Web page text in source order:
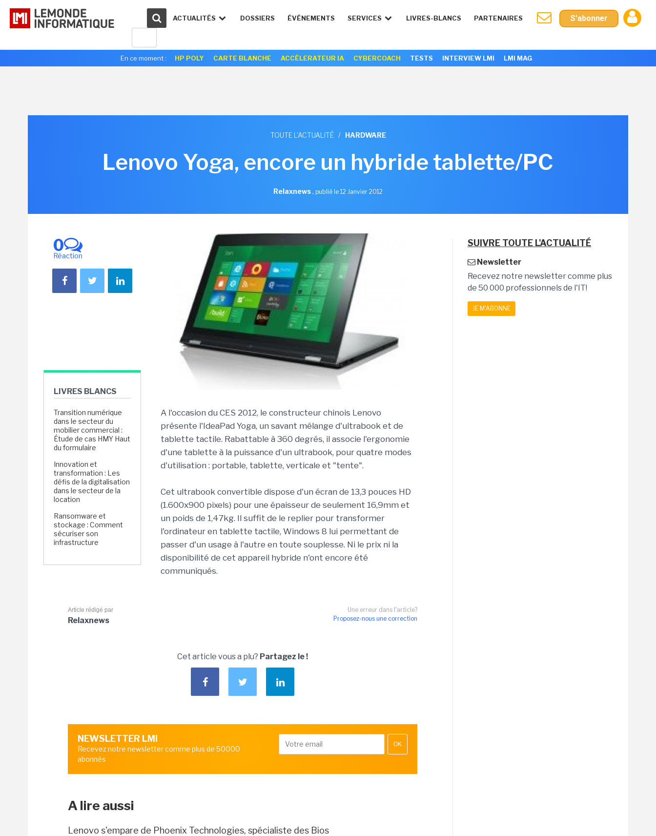
ACTUALITÉS DOSSIERS ÉVÉNEMENTS SERVICES LIVRES-BLANCS PARTENAIRES S'abonner
En ce moment : HP POLY CARTE BLANCHE ACCÉLERATEUR IA CYBERCOACH TESTS INTERVIEW LMI LMI MAG
TOUTE L'ACTUALITÉ / HARDWARE
Lenovo Yoga, encore un hybride tablette/PC
Relaxnews, publié le 12 Janvier 2012
0
Réaction
LIVRES BLANCS
Transition numérique
dans le secteur du
mobilier commercial :
Étude de cas HMY Haut
du formulaire
Innovation et
transformation : Les
défis de la digitalisation
dans le secteur de la
location
Ransomware et
stockage : Comment
sécuriser son
infrastructure
A l'occasion du CES 2012, le constructeur chinois Lenovo
présente l'IdeaPad Yoga, un savant mélange d'ultrabook et de
tablette tactile. Rabattable à 360 degrés, il associe l'ergonomie
d'une tablette à la puissance d'un ultrabook, pour quatre modes
d'utilisation : portable, tablette, verticale et "tente".
Cet ultrabook convertible dispose d'un écran de 13,3 pouces HD
(1.600x900 pixels) pour une épaisseur de seulement 16,9mm et
un poids de 1,47kg. Il suffit de le replier pour transformer
l'ordinateur en tablette tactile, Windows 8 lui permettant de
passer d'un usage à l'autre en toute souplesse. Ni le prix ni la
disponibilité de cet appareil hybride n'ont encore été
communiqués.
Une erreur dans l'article?
Proposez-nous une correction
Article rédigé par
Relaxnews
Cet article vous a plu? Partagez le !
NEWSLETTER LMI
Recevez notre newsletter comme plus de 50000
abonnés
OK
A lire aussi
Lenovo s'empare de Phoenix Technologies, spécialiste des Bios
SUIVRE TOUTE L'ACTUALITÉ
Newsletter
Recevez notre newsletter comme plus
de 50 000 professionnels de l'IT!
JE M'ABONNE